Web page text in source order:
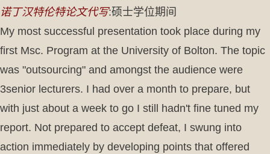
诺丁汉特伦特论文代写:硕士学位期间
My most successful presentation took place during my
first Msc. Program at the University of Bolton. The topic
was "outsourcing" and amongst the audience were
3senior lecturers. I had over a month to prepare, but
with just about a week to go I still hadn't fine tuned my
report. Not prepared to accept defeat, I swung into
action immediately by developing points that offered